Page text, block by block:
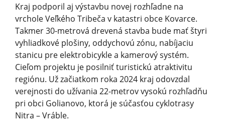
Kraj podporil aj výstavbu novej rozhľadne na
vrchole Veľkého Tribeča v katastri obce Kovarce.
Takmer 30-metrová drevená stavba bude mať štyri
vyhliadkové plošiny, oddychovú zónu, nabíjaciu
stanicu pre elektrobicykle a kamerový systém.
Cieľom projektu je posilniť turistickú atraktivitu
regiónu. Už začiatkom roka 2024 kraj odovzdal
verejnosti do užívania 22-metrov vysokú rozhľadňu
pri obci Golianovo, ktorá je súčasťou cyklotrasy
Nitra – Vráble.